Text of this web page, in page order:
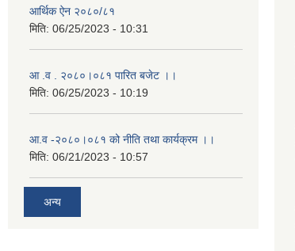
आर्थिक ऐन २०८०/८१
मिति: 06/25/2023 - 10:31
आ .व . २०८०।०८१ पारित बजेट ।।
मिति: 06/25/2023 - 10:19
आ.व -२०८०।०८१ को नीति तथा कार्यक्रम ।।
मिति: 06/21/2023 - 10:57
अन्य